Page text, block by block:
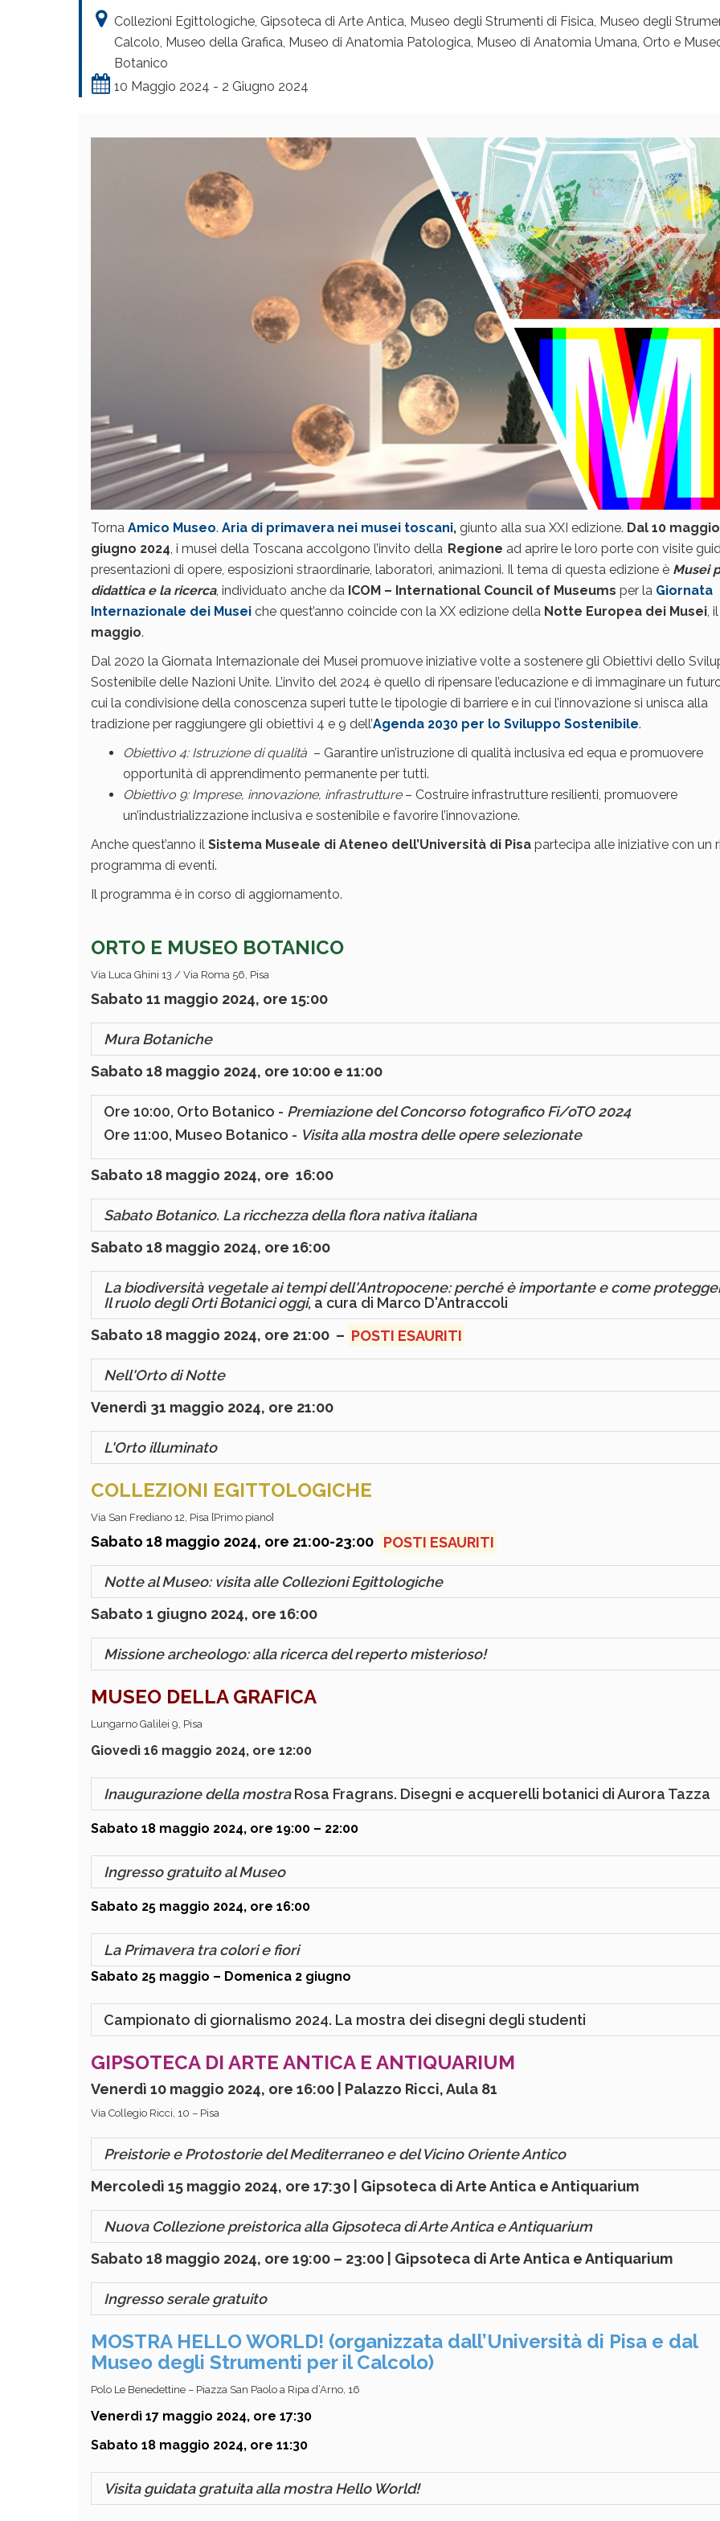
Collezioni Egittologiche, Gipsoteca di Arte Antica, Museo degli Strumenti di Fisica, Museo degli
Calcolo, Museo della Grafica, Museo di Anatomia Patologica, Museo di Anatomia Umana, Orto e
Botanico
10 Maggio 2024 - 2 Giugno 2024
Torna Amico Museo. Aria di primavera nei musei toscani, giunto alla sua XXI edizione. Dal 10
giugno 2024, i musei della Toscana accolgono l’invito della Regione ad aprire le loro porte con visite
presentazioni di opere, esposizioni straordinarie, laboratori, animazioni. Il tema di questa edizione è Musei
didattica e la ricerca, individuato anche da ICOM – International Council of Museums per la Giornata
Internazionale dei Musei che quest’anno coincide con la XX edizione della Notte Europea dei Musei, il
maggio.
Dal 2020 la Giornata Internazionale dei Musei promuove iniziative volte a sostenere gli Obiettivi dello
Sostenibile delle Nazioni Unite. L’invito del 2024 è quello di ripensare l’educazione e di immaginare un
cui la condivisione della conoscenza superi tutte le tipologie di barriere e in cui l’innovazione si unisca alla
tradizione per raggiungere gli obiettivi 4 e 9 dell’Agenda 2030 per lo Sviluppo Sostenibile.
Obiettivo 4: Istruzione di qualità – Garantire un’istruzione di qualità inclusiva ed equa e promuovere
opportunità di apprendimento permanente per tutti.
Obiettivo 9: Imprese, innovazione, infrastrutture – Costruire infrastrutture resilienti, promuovere
un’industrializzazione inclusiva e sostenibile e favorire l’innovazione.
Anche quest’anno il Sistema Museale di Ateneo dell’Università di Pisa partecipa alle iniziative con un
programma di eventi.
Il programma è in corso di aggiornamento.
ORTO E MUSEO BOTANICO
Via Luca Ghini 13 / Via Roma 56, Pisa
Sabato 11 maggio 2024, ore 15:00
Mura Botaniche
Sabato 18 maggio 2024, ore 10:00 e 11:00
Ore 10:00, Orto Botanico - Premiazione del Concorso fotografico Fi/oTO 2024
Ore 11:00, Museo Botanico - Visita alla mostra delle opere selezionate
Sabato 18 maggio 2024, ore 16:00
Sabato Botanico. La ricchezza della flora nativa italiana
Sabato 18 maggio 2024, ore 16:00
La biodiversità vegetale ai tempi dell'Antropocene: perché è importante e come
Il ruolo degli Orti Botanici oggi, a cura di Marco D'Antraccoli
Sabato 18 maggio 2024, ore 21:00 – POSTI ESAURITI
Nell'Orto di Notte
Venerdì 31 maggio 2024, ore 21:00
L'Orto illuminato
COLLEZIONI EGITTOLOGICHE
Via San Frediano 12, Pisa [Primo piano]
Sabato 18 maggio 2024, ore 21:00-23:00 POSTI ESAURITI
Notte al Museo: visita alle Collezioni Egittologiche
Sabato 1 giugno 2024, ore 16:00
Missione archeologo: alla ricerca del reperto misterioso!
MUSEO DELLA GRAFICA
Lungarno Galilei 9, Pisa
Giovedì 16 maggio 2024, ore 12:00
Inaugurazione della mostraRosa Fragrans. Disegni e acquerelli botanici di Aurora Tazza
Sabato 18 maggio 2024, ore 19:00 – 22:00
Ingresso gratuito al Museo
Sabato 25 maggio 2024, ore 16:00
La Primavera tra colori e fiori
Sabato 25 maggio – Domenica 2 giugno
Campionato di giornalismo 2024. La mostra dei disegni degli studenti
GIPSOTECA DI ARTE ANTICA E ANTIQUARIUM
Venerdì 10 maggio 2024, ore 16:00 | Palazzo Ricci, Aula 81
Via Collegio Ricci, 10 – Pisa
Preistorie e Protostorie del Mediterraneo e del Vicino Oriente Antico
Mercoledì 15 maggio 2024, ore 17:30 | Gipsoteca di Arte Antica e Antiquarium
Nuova Collezione preistorica alla Gipsoteca di Arte Antica e Antiquarium
Sabato 18 maggio 2024, ore 19:00 – 23:00 | Gipsoteca di Arte Antica e Antiquarium
Ingresso serale gratuito
MOSTRA HELLO WORLD! (organizzata dall’Università di Pisa e dal
Museo degli Strumenti per il Calcolo)
Polo Le Benedettine – Piazza San Paolo a Ripa d’Arno, 16
Venerdì 17 maggio 2024, ore 17:30
Sabato 18 maggio 2024, ore 11:30
Visita guidata gratuita alla mostra Hello World!